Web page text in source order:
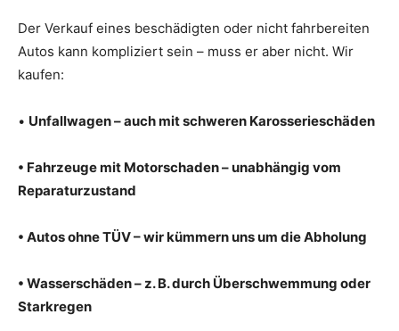
Der Verkauf eines beschädigten oder nicht fahrbereiten
Autos kann kompliziert sein – muss er aber nicht. Wir
kaufen:
• Unfallwagen – auch mit schweren Karosserieschäden
• Fahrzeuge mit Motorschaden – unabhängig vom
Reparaturzustand
• Autos ohne TÜV – wir kümmern uns um die Abholung
• Wasserschäden – z. B. durch Überschwemmung oder
Starkregen